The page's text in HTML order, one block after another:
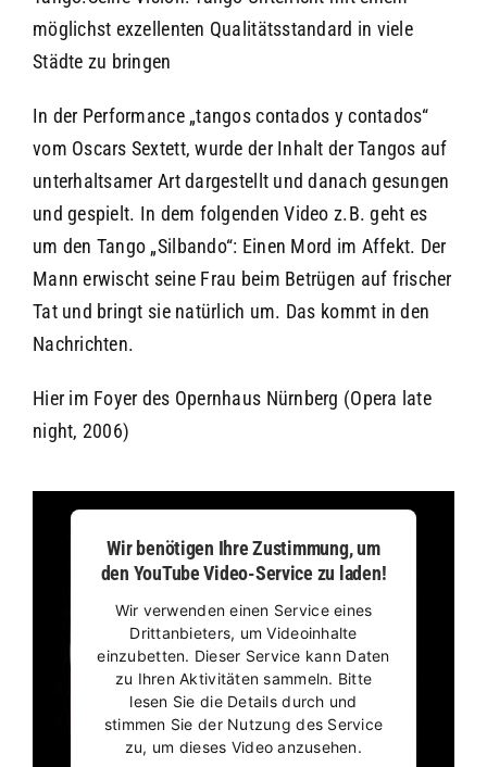
möglichst exzellenten Qualitätsstandard in viele
Städte zu bringen
In der Performance „tangos contados y contados“
vom Oscars Sextett, wurde der Inhalt der Tangos auf
unterhaltsamer Art dargestellt und danach gesungen
und gespielt. In dem folgenden Video z.B. geht es
um den Tango „Silbando“: Einen Mord im Affekt. Der
Mann erwischt seine Frau beim Betrügen auf frischer
Tat und bringt sie natürlich um. Das kommt in den
Nachrichten.
Hier im Foyer des Opernhaus Nürnberg (Opera late
night, 2006)
Wir benötigen Ihre Zustimmung, um
den YouTube Video-Service zu laden!
Wir verwenden einen Service eines
Drittanbieters, um Videoinhalte
einzubetten. Dieser Service kann Daten
zu Ihren Aktivitäten sammeln. Bitte
lesen Sie die Details durch und
stimmen Sie der Nutzung des Service
zu, um dieses Video anzusehen.